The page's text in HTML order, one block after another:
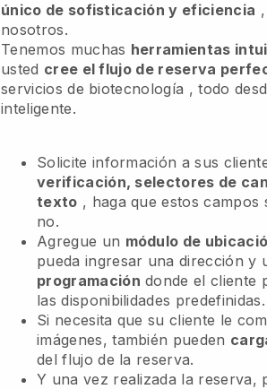
único de sofisticación y eficiencia
nosotros.
Tenemos muchas herramientas
usted cree el flujo de reserva
servicios de biotecnología , todo
inteligente.
Solicite información a sus
verificación, selectores de
texto , haga que estos campos
no.
Agregue un módulo de
pueda ingresar una dirección y
programación donde el cliente
las disponibilidades predefinidas.
Si necesita que su cliente le
imágenes, también pueden
del flujo de la reserva.
Y una vez realizada la reserva,